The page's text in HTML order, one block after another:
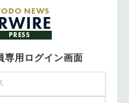
NEWS
PRESS
専用ログイン画面